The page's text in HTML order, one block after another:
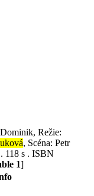
Režie:
, Scéna: Petr
118 s . ISBN
1]